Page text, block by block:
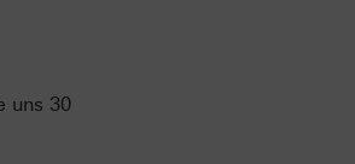
uns 30